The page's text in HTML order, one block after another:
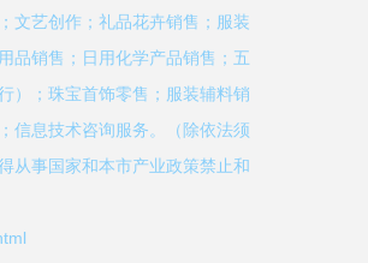
文艺创作；礼品花卉销售；服装
品销售；日用化学产品销售；五
）；珠宝首饰零售；服装辅料销
信息技术咨询服务。（除依法须
从事国家和本市产业政策禁止和